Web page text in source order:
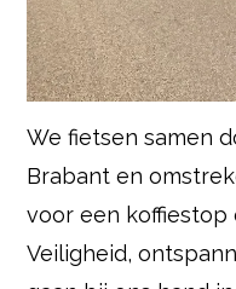
We fietsen samen
Brabant en
voor een koffiestop
Veiligheid,